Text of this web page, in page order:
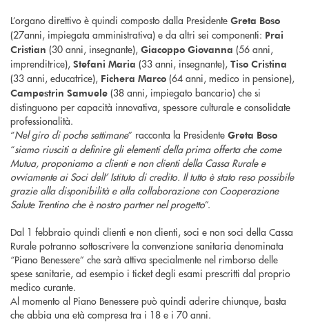
L’organo direttivo è quindi composto dalla Presidente Greta Boso
(27anni, impiegata amministrativa) e da altri sei componenti: Prai
Cristian (30 anni, insegnante), Giacoppo Giovanna (56 anni,
imprenditrice), Stefani Maria (33 anni, insegnante), Tiso Cristina
(33 anni, educatrice), Fichera Marco (64 anni, medico in pensione),
Campestrin Samuele (38 anni, impiegato bancario) che si
distinguono per capacità innovativa, spessore culturale e consolidate
professionalità.
“Nel giro di poche settimane” racconta la Presidente Greta Boso
“siamo riusciti a definire gli elementi della prima offerta che come
Mutua, proponiamo a clienti e non clienti della Cassa Rurale e
ovviamente ai Soci delI’ Istituto di credito. Il tutto è stato reso possibile
grazie alla disponibilità e alla collaborazione con Cooperazione
Salute Trentino che è nostro partner nel progetto”.
Dal 1 febbraio quindi clienti e non clienti, soci e non soci della Cassa
Rurale potranno sottoscrivere la convenzione sanitaria denominata
“Piano Benessere” che sarà attiva specialmente nel rimborso delle
spese sanitarie, ad esempio i ticket degli esami prescritti dal proprio
medico curante.
Al momento al Piano Benessere può quindi aderire chiunque, basta
che abbia una età compresa tra i 18 e i 70 anni.